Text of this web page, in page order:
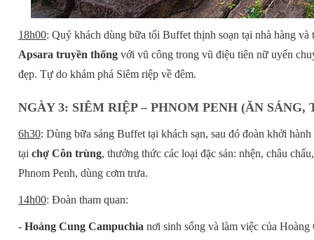
18h00: Quý khách dùng bữa tối Buffet thịnh soạn tại nhà hàng
Apsara truyền thống với vũ công trong vũ điệu tiên nữ uyển
đẹp. Tự do khám phá Siêm riệp về đêm.
NGÀY 3: SIÊM RIỆP – PHNOM PENH (ĂN SÁNG,
6h30: Dùng bữa sáng Buffet tại khách sạn, sau đó đoàn khởi
tại chợ Côn trùng, thưởng thức các loại đặc sản: nhện, châu
Phnom Penh, dùng cơm trưa.
14h00: Đoàn tham quan:
- Hoàng Cung Campuchia nơi sinh sống và làm việc của